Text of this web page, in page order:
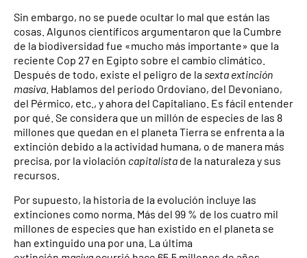
Sin embargo, no se puede ocultar lo mal que están las
cosas. Algunos científicos argumentaron que la Cumbre
de la biodiversidad fue «mucho más importante» que la
reciente Cop 27 en Egipto sobre el cambio climático.
Después de todo, existe el peligro de lasexta extinción
masiva . Hablamos del periodo Ordoviano, del Devoniano,
del Pérmico, etc., y ahora del Capitaliano. Es fácil entender
por qué. Se considera que un millón de especies de las 8
millones que quedan en el planeta Tierra se enfrenta a la
extinción debido a la actividad humana, o de manera más
precisa, por la violación capitalista de la naturaleza y sus
recursos.
Por supuesto, la historia de la evolución incluye las
extinciones como norma. Más del 99 % de los cuatro mil
millones de especies que han existido en el planeta se
han extinguido una por una. La última